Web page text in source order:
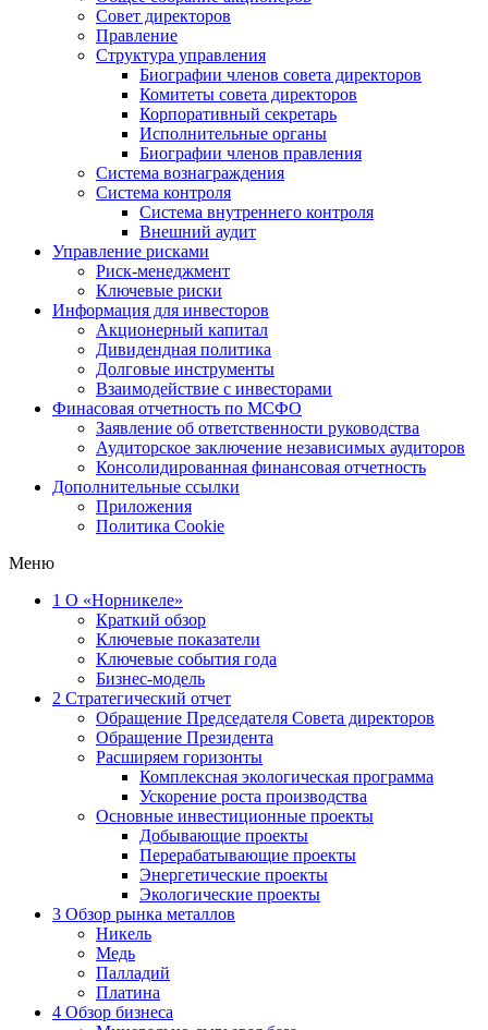
Совет директоров
Правление
Структура управления
Биографии членов совета директоров
Комитеты совета директоров
Корпоративный секретарь
Исполнительные органы
Биографии членов правления
Система вознаграждения
Система контроля
Система внутреннего контроля
Внешний аудит
Управление рисками
Риск-менеджмент
Ключевые риски
Информация для инвесторов
Акционерный капитал
Дивидендная политика
Долговые инструменты
Взаимодействие с инвеcторами
Финасовая отчетность по МСФО
Заявление об ответственности руководства
Аудиторское заключение независимых аудиторов
Консолидированная финансовая отчетность
Дополнительные ссылки
Приложения
Политика Cookie
Меню
1 О «Норникеле»
Краткий обзор
Ключевые показатели
Ключевые события года
Бизнес-модель
2 Стратегический отчет
Обращение Председателя Совета директоров
Обращение Президента
Расширяем горизонты
Комплексная экологическая программа
Ускорение роста производства
Основные инвестиционные проекты
Добывающие проекты
Перерабатывающие проекты
Энергетические проекты
Экологические проекты
3 Обзор рынка металлов
Никель
Медь
Палладий
Платина
4 Обзор бизнеса